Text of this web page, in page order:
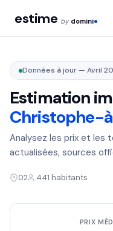
estime by domini
Données à jour — Avril
Estimation
Christophe-
Analysez les prix et les
actualisées, sources
02 441 habitants
PRIX